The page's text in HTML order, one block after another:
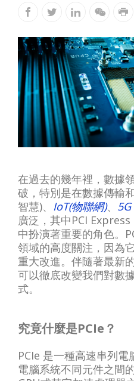
在過去的幾年裡，數據
破，特別是在數據傳輸
智慧)、 IoT(物聯網)、 5G
廣泛，其中PCI
中扮演著重要的角色。
領域的高度關注，因為
重大改進。伴隨著最新
可以徹底改變我們對數
式。
究竟什麼是PCIe？
PCIe 是⼀種⾼速串列
電腦系統不同元件之間